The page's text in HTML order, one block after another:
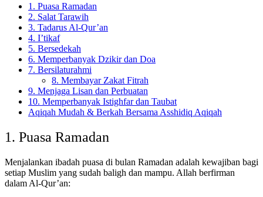
1. Puasa Ramadan
2. Salat Tarawih
3. Tadarus Al-Qur’an
4. I’tikaf
5. Bersedekah
6. Memperbanyak Dzikir dan Doa
7. Bersilaturahmi
8. Membayar Zakat Fitrah
9. Menjaga Lisan dan Perbuatan
10. Memperbanyak Istighfar dan Taubat
Aqiqah Mudah & Berkah Bersama Asshidiq Aqiqah
1. Puasa Ramadan
Menjalankan ibadah puasa di bulan Ramadan adalah kewajiban bagi
setiap Muslim yang sudah baligh dan mampu. Allah berfirman
dalam Al-Qur’an: